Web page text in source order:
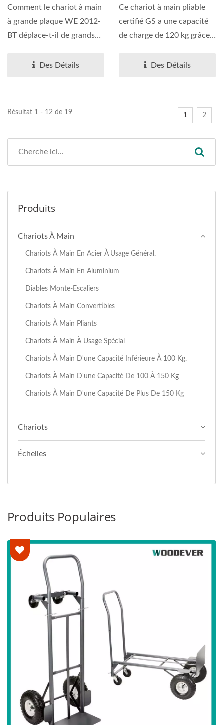
Pied (charge 120 Kg).
Comment le chariot à main
à grande plaque WE 2012-
BT déplace-t-il de grands
équipements...Des Détails
(Charge 120 Kg) -
Fournisseur De
Chariots À Main
Fournisseur
Ce chariot à main pliable
certifié GS a une capacité
de charge de 120 kg grâce à
Des Détails
Résultat 1 - 12 de 19 1 2
Produits
Chariots À Main
Chariots À Main En Acier À Usage Général.
Chariots À Main En Aluminium
Diables Monte-Escaliers
Chariots À Main Convertibles
Chariots À Main Pliants
Chariots À Main À Usage Spécial
Chariots À Main D'une Capacité Inférieure À 100 Kg.
Chariots À Main D'une Capacité De 100 À 150 Kg
Chariots À Main D'une Capacité De Plus De 150 Kg
Chariots
Échelles
Produits Populaires